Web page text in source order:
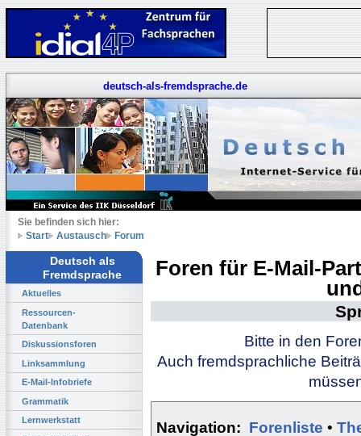
deutsch-als-fremdsprache.de
Sie befinden sich hier:
Start
Austausch Forum
Deutsch als
Fremdsprache
Aktuelles
Ressourcen-
Datenbank
Diskussionsforen
Linksammlung
E-Mail-Infobriefe
Grammatik
Lernwerkstatt
Foren für E-Mail-
Bitte in den
Auch fremdsprachliche
Navigation: Forenliste •